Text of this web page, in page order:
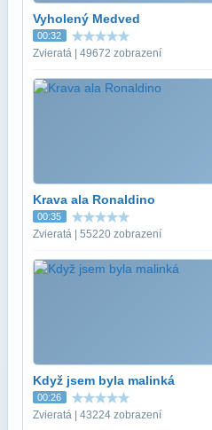
Vyholený Medved
00:32
Zvieratá | 49672 zobrazení
Krava ala Ronaldino
00:35
Zvieratá | 55220 zobrazení
Když jsem byla malinká
00:26
Zvieratá | 43224 zobrazení